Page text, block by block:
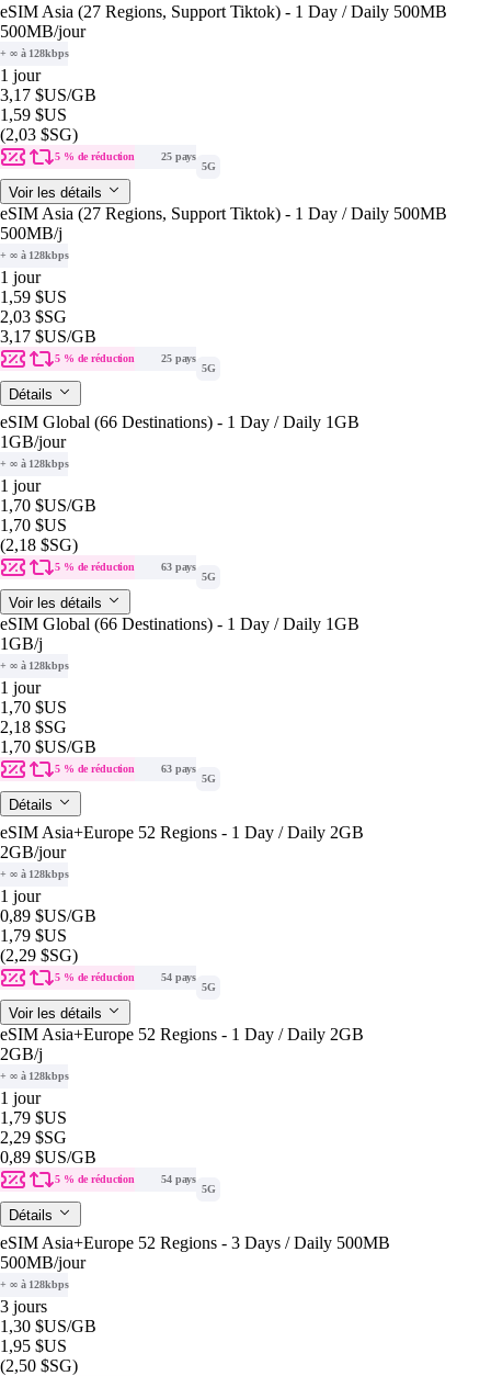
eSIM Asia (27 Regions, Support Tiktok) - 1 Day / Daily 500MB
500MB/jour
+ ∞ à 128kbps
1 jour
3,17 $US/GB
1,59 $US
(2,03 $SG)
5 % de réduction
25 pays
5G
Voir les détails
eSIM Asia (27 Regions, Support Tiktok) - 1 Day / Daily 500MB
500MB/j
+ ∞ à 128kbps
1 jour
1,59 $US
2,03 $SG
3,17 $US/GB
5 % de réduction
25 pays
5G
Détails
eSIM Global (66 Destinations) - 1 Day / Daily 1GB
1GB/jour
+ ∞ à 128kbps
1 jour
1,70 $US/GB
1,70 $US
(2,18 $SG)
5 % de réduction
63 pays
5G
Voir les détails
eSIM Global (66 Destinations) - 1 Day / Daily 1GB
1GB/j
+ ∞ à 128kbps
1 jour
1,70 $US
2,18 $SG
1,70 $US/GB
5 % de réduction
63 pays
5G
Détails
eSIM Asia+Europe 52 Regions - 1 Day / Daily 2GB
2GB/jour
+ ∞ à 128kbps
1 jour
0,89 $US/GB
1,79 $US
(2,29 $SG)
5 % de réduction
54 pays
5G
Voir les détails
eSIM Asia+Europe 52 Regions - 1 Day / Daily 2GB
2GB/j
+ ∞ à 128kbps
1 jour
1,79 $US
2,29 $SG
0,89 $US/GB
5 % de réduction
54 pays
5G
Détails
eSIM Asia+Europe 52 Regions - 3 Days / Daily 500MB
500MB/jour
+ ∞ à 128kbps
3 jours
1,30 $US/GB
1,95 $US
(2,50 $SG)